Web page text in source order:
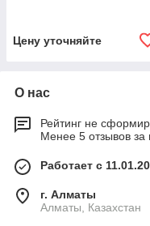
Цену уточняйте
О нас
Рейтинг не
Менее 5 отзывов за
Работает с
г. Алматы
Алматы, Казахстан